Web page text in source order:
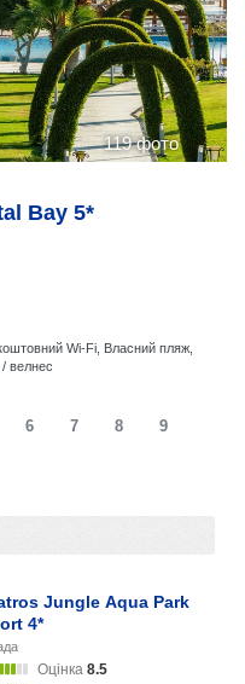
119 фото
Bay 5*
Wi-Fi, Власний пляж,
велнес
6 7 8 9
Jungle Aqua Park
4*
Оцінка 8.5